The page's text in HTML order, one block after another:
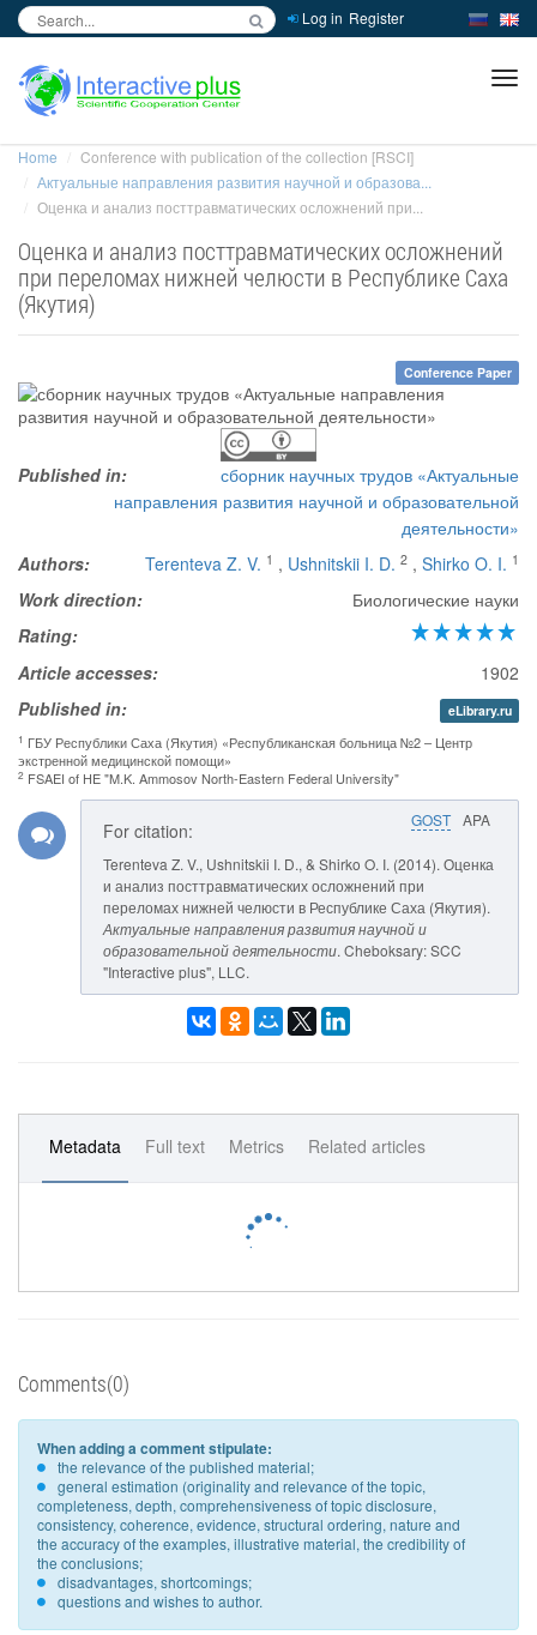
Log in Register
Home
Conference with publication of the collection [RSCI]
Актуальные направления развития научной и образова...
Оценка и анализ посттравматических осложнений при...
Оценка и анализ посттравматических осложнений
при переломах нижней челюсти в Республике Саха
(Якутия)
Conference Paper
Published in:
сборник научных трудов «Актуальные
направления развития научной и образовательной
деятельности»
Authors:
Terenteva Z. V. 1 , Ushnitskii I. D. 2 , Shirko O. I. 1
Work direction:
Биологические науки
Rating:
Article accesses:
1902
Published in:
eLibrary.ru
1 ГБУ Республики Саха (Якутия) «Республиканская больница №2 – Центр
экстренной медицинской помощи»
2 FSAEI of HE "M.K. Ammosov North-Eastern Federal University"
GOST APA
For citation:
Terenteva Z. V., Ushnitskii I. D., & Shirko O. I. (2014). Оценка
и анализ посттравматических осложнений при
переломах нижней челюсти в Республике Саха (Якутия).
Актуальные направления развития научной и
образовательной деятельности. Cheboksary: SCC
"Interactive plus", LLC.
Metadata Full text Metrics Related articles
Comments(0)
When adding a comment stipulate:
the relevance of the published material;
general estimation (originality and relevance of the topic,
completeness, depth, comprehensiveness of topic disclosure,
consistency, coherence, evidence, structural ordering, nature and
the accuracy of the examples, illustrative material, the credibility of
the conclusions;
disadvantages, shortcomings;
questions and wishes to author.